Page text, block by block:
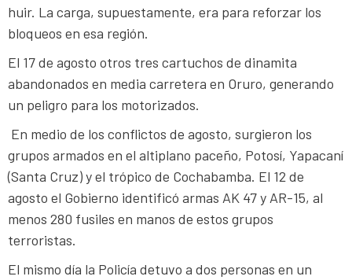
huir. La carga, supuestamente, era para reforzar los
bloqueos en esa región.
El 17 de agosto otros tres cartuchos de dinamita
abandonados en media carretera en Oruro, generando
un peligro para los motorizados.
En medio de los conflictos de agosto, surgieron los
grupos armados en el altiplano paceño, Potosí, Yapacaní
(Santa Cruz) y el trópico de Cochabamba. El 12 de
agosto el Gobierno identificó armas AK 47 y AR-15, al
menos 280 fusiles en manos de estos grupos
terroristas.
El mismo día la Policía detuvo a dos personas en un